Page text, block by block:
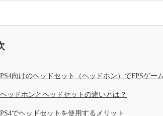
PS4向けのヘッドセット（ヘッドホン）でFPSゲー
ヘッドホンとヘッドセットの違いとは？
PS4でヘッドセットを使用するメリット